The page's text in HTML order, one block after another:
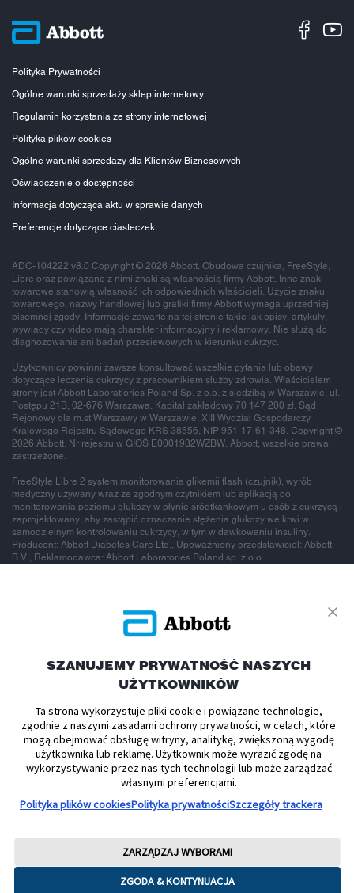
Polityka Prywatności
Ogólne warunki sprzedaży sklep internetowy
Regulamin korzystania ze strony internetowej
Polityka plików cookies
Ogólne warunki sprzedaży dla Klientów Biznesowych
Oświadczenie o dostępności
Informacja dotycząca aktu w sprawie danych
Preferencje dotyczące ciasteczek
ADC-104222 v8.0 Copyright © 2026 Abbott. Obudowa czujnika, FreeStyle,
Libre oraz powiązane z nimi znaki są własnością firmy Abbott. Inne znaki
towarowe stanowią własność ich odpowiednich właścicieli. Użycie znaku
towarowego, nazwy handlowej lub grafiki firmy Abbott wymaga uprzedniej
pisemnej zgody. Informacje zawarte na tej stronie takie jak opisy, artykuły,
wywiady czy video mają charakter informacyjny i reklamowy. Nie służą do
diagnozowania ani badań przesiewowych w kierunku cukrzyc.
Użytkownicy powinni zawsze konsultować wszelkie pytania lub obawy
dotyczące leczenia cukrzycy z pracownikiem służby zdrowia. Właścicielem
strony jest Abbott Laboratiories Poland Sp. z o.o. z siedzibą w Warszawie, ul.
Postępu 21B, 02-676 Warszawa. Kapitał zakładowy 70 147 200 zł. Sąd
Rejonowy dla m.st Warszawy w Warszawie. XIII Wydział Gospodarczy
Krajowego Rejestru Sądowego KRS 38556, NIP 951-17-61-348. Copyright ©
2026 Abbott. Nr rejestru w GIOŚ E0001932WZBW. Abbott, wszelkie prawa
zastrzeżone.
FreeStyle Libre 2 system monitorowania glikemii flash (czujnik), wyrób
medyczny używany wraz ze zgodnym czytnikiem lub aplikacją do
monitorowania poziomu glukozy w płynie śródtkankowym u osób z cukrzycą i
zaprojektowany, aby zastąpić oznaczanie stężenia glukozy we krwi w
samodzielnym kontrolowaniu cukrzycy, w tym w dawkowaniu insuliny.
Producent: Abbott Diabetes Care Ltd., Upoważniony przedstawiciel: Abbott
B.V., Reklamodawca: Abbott Laboratories Poland sp. z o.o.
To jest wyrób
medyczny.
Używaj go
zgodnie z
instrukcją
używania lub
SZANUJEMY PRYWATNOŚĆ NASZYCH
UŻYTKOWNIKÓW
Ta strona wykorzystuje pliki cookie i powiązane technologie,
zgodnie z naszymi zasadami ochrony prywatności, w celach, które
mogą obejmować obsługę witryny, analitykę, zwiększoną wygodę
użytkownika lub reklamę. Użytkownik może wyrazić zgodę na
wykorzystywanie przez nas tych technologii lub może zarządzać
własnymi preferencjami.
Polityka plików cookiesPolityka prywatnościSzczegóły trackera
ZGODA & KONTYNUACJA
ZARZĄDZAJ WYBORAMI